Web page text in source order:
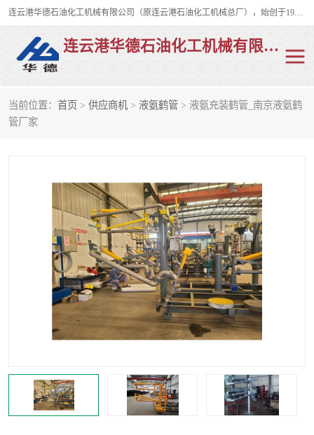
连云港华德石油化工机械有限公司（原连云港石油化工机械总厂），始创于1982年，是从事码头船用流体装卸臂、陆用流体装卸臂（鹤管）、活动梯、钢构平台、定量装车系统等全系列流体装卸设备的设计、制造、销售以及服务的专业供应商。
连云港华德石油化工机械有限公司
当前位置： 首页 > 供应商机 > 液氨鹤管 > 液氨充装鹤管_南京液氨鹤
管厂家
陆用流体装卸臂
LNG鹤管 活动梯
平台栈桥 卸车鹤管
装车鹤管 输油臂
紧急脱离干式接头 火车鹤管
汽车鹤管 顶部鹤管
浮动出油装置 鹤管